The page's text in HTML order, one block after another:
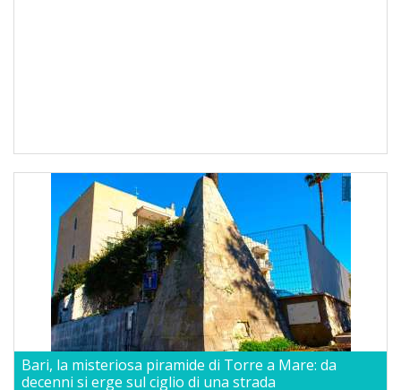
Bari, la misteriosa piramide di Torre a Mare: da
decenni si erge sul ciglio di una strada